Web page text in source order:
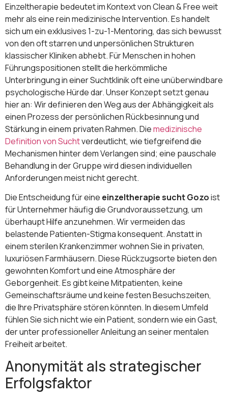
Einzeltherapie bedeutet im Kontext von Clean & Free weit
mehr als eine rein medizinische Intervention. Es handelt
sich um ein exklusives 1-zu-1-Mentoring, das sich bewusst
von den oft starren und unpersönlichen Strukturen
klassischer Kliniken abhebt. Für Menschen in hohen
Führungspositionen stellt die herkömmliche
Unterbringung in einer Suchtklinik oft eine unüberwindbare
psychologische Hürde dar. Unser Konzept setzt genau
hier an: Wir definieren den Weg aus der Abhängigkeit als
einen Prozess der persönlichen Rückbesinnung und
Stärkung in einem privaten Rahmen. Diemedizinische
Definition von Suchtverdeutlicht, wie tiefgreifend die
Mechanismen hinter dem Verlangen sind; eine pauschale
Behandlung in der Gruppe wird diesen individuellen
Anforderungen meist nicht gerecht.
Die Entscheidung für eine einzeltherapie sucht Gozoist
für Unternehmer häufig die Grundvoraussetzung, um
überhaupt Hilfe anzunehmen. Wir vermeiden das
belastende Patienten-Stigma konsequent. Anstatt in
einem sterilen Krankenzimmer wohnen Sie in privaten,
luxuriösen Farmhäusern. Diese Rückzugsorte bieten den
gewohnten Komfort und eine Atmosphäre der
Geborgenheit. Es gibt keine Mitpatienten, keine
Gemeinschaftsräume und keine festen Besuchszeiten,
die Ihre Privatsphäre stören könnten. In diesem Umfeld
fühlen Sie sich nicht wie ein Patient, sondern wie ein Gast,
der unter professioneller Anleitung an seiner mentalen
Freiheit arbeitet.
Anonymität als strategischer
Erfolgsfaktor